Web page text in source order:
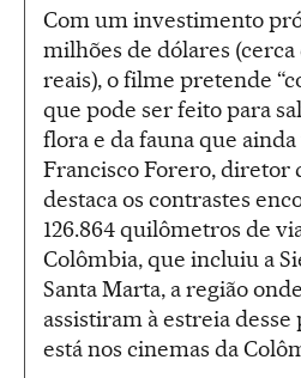
Com um investimento
milhões de dólares (cerca
reais), o filme pretende
que pode ser feito para
flora e da fauna que ainda
Francisco Forero, diretor
destaca os contrastes
126.864 quilômetros de
Colômbia, que incluiu a
Santa Marta, a região
assistiram à estreia
está nos cinemas da